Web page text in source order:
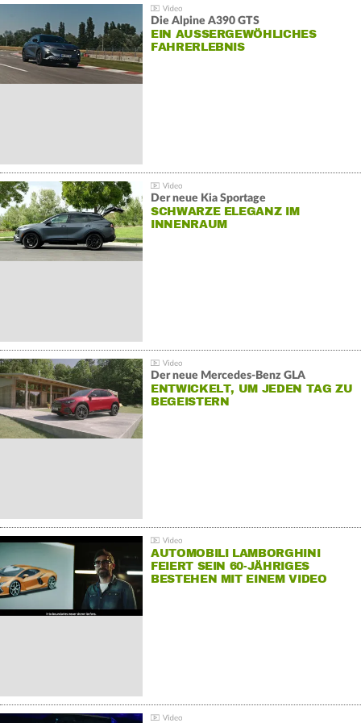
Die Alpine A390 GTS
EIN AUSSERGEWÖHLICHES F
AHRERLEBNIS
Der neue Kia Sportage
SCHWARZE ELEGANZ IM
INNENRAUM
Der neue Mercedes-Benz GLA
ENTWICKELT, UM JEDEN TAG ZU
BEGEISTERN
AUTOMOBILI LAMBORGHINI
FEIERT SEIN 60-JÄHRIGES
BESTEHEN MIT EINEM VIDEO